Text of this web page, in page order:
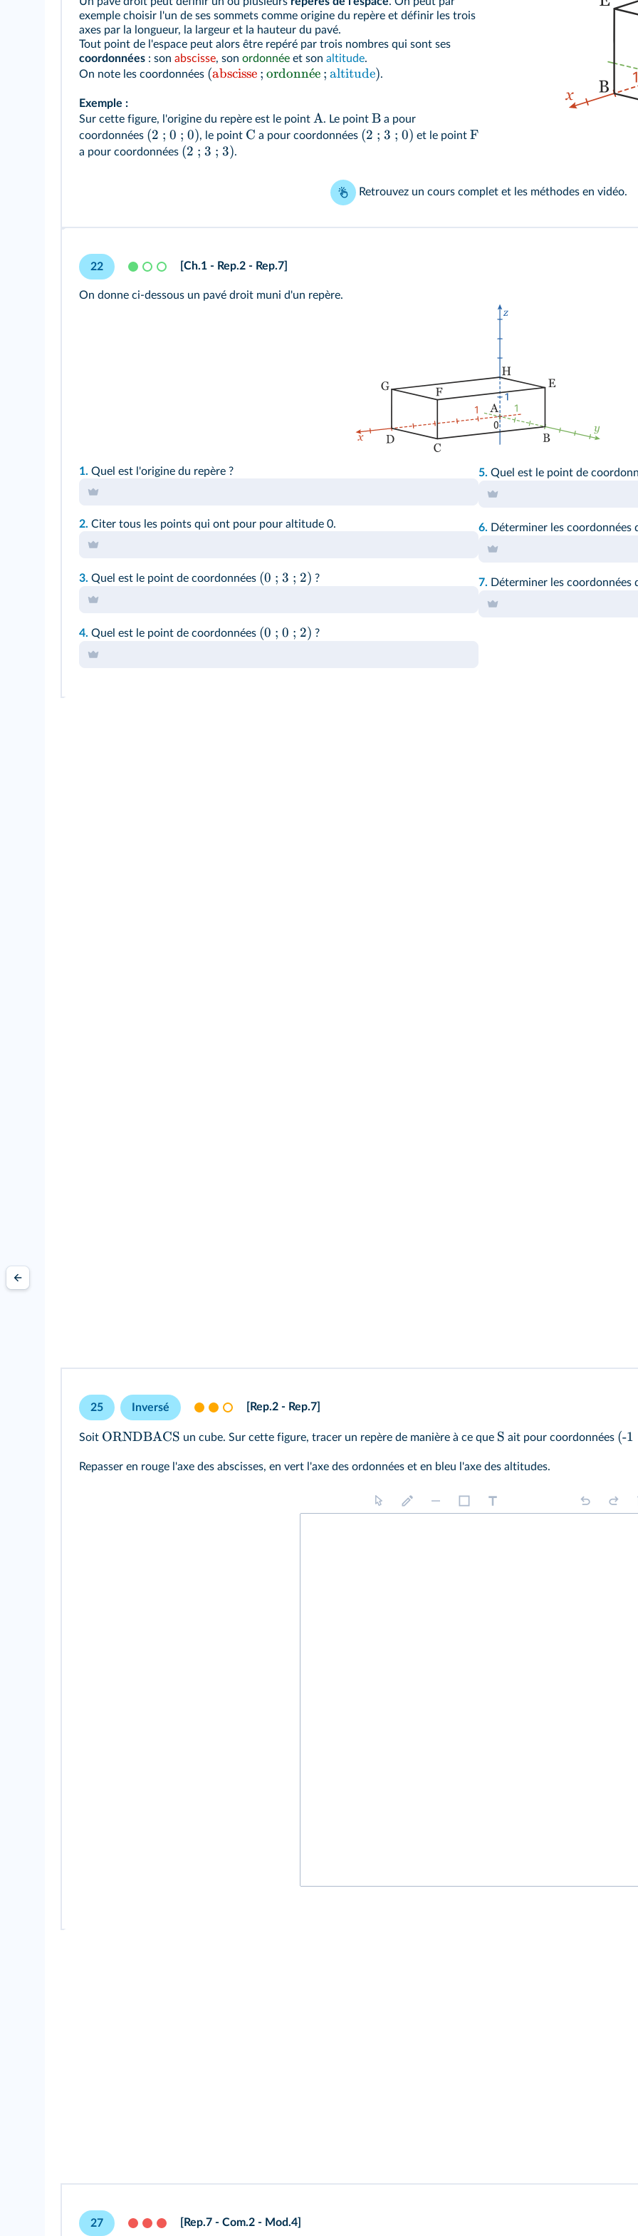
exemple choisir l'un de ses sommets comme origine du repère et définir les trois
axes par la longueur, la largeur et la hauteur du pavé.
Tout point de l'espace peut alors être repéré par trois nombres qui sont ses
coordonnées : son abscisse, son ordonnée et son altitude.
On note les coordonnées (abscisse ; ordonne
ˊe ; altitude).
Exemple :
Sur cette figure, l'origine du repère est le point A. Le point B a pour
coordonnées (2 ; 0 ; 0), le point C a pour coordonnées (2 ; 3 ; 0) et le point F
a pour coordonnées (2 ; 3 ; 3).
Retrouvez un cours completet les méthodes en vidéo.
22 [Ch.1 - Rep.2 - Rep.7]
On donne ci-dessous un pavé droit muni d'un repère.
1. Quel est l'origine du repère ?
2. Citer tous les points qui ont pour pour altitude 0.
3. Quel est le point de coordonnées (0 ; 3 ; 2) ?
4. Quel est le point de coordonnées (0 ; 0 ; 2) ?
5. Quel est le point de
6. Déterminer les coordonnées
7. Déterminer les coordonnées
25 Inversé [Rep.2 - Rep.7]
Soit ORNDBACS un cube. Sur cette figure, tracer un repère de manière à ce que S ait pour coordonnées (-1
Repasser en rouge l'axe des abscisses, en vert l'axe des ordonnées et en bleu l'axe des altitudes.
27 [Rep.7 - Com.2 - Mod.4]